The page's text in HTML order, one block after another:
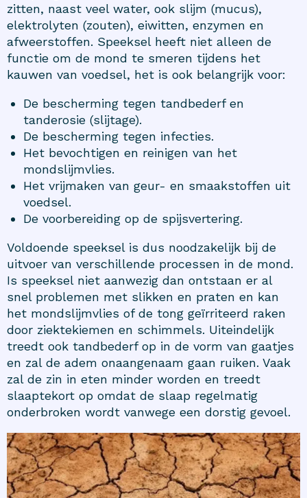
zitten, naast veel water, ook slijm (mucus),
elektrolyten (zouten), eiwitten, enzymen en
afweerstoffen. Speeksel heeft niet alleen de
functie om de mond te smeren tijdens het
kauwen van voedsel, het is ook belangrijk voor:
De bescherming tegen tandbederf en
tanderosie (slijtage).
De bescherming tegen infecties.
Het bevochtigen en reinigen van het
mondslijmvlies.
Het vrijmaken van geur- en smaakstoffen uit
voedsel.
De voorbereiding op de spijsvertering.
Voldoende speeksel is dus noodzakelijk bij de
uitvoer van verschillende processen in de mond.
Is speeksel niet aanwezig dan ontstaan er al
snel problemen met slikken en praten en kan
het mondslijmvlies of de tong geïrriteerd raken
door ziektekiemen en schimmels. Uiteindelijk
treedt ook tandbederf op in de vorm van gaatjes
en zal de adem onaangenaam gaan ruiken. Vaak
zal de zin in eten minder worden en treedt
slaaptekort op omdat de slaap regelmatig
onderbroken wordt vanwege een dorstig gevoel.